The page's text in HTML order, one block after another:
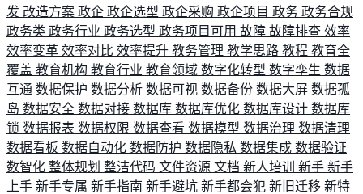
发 改造方案 政企 政企选型 政企采购 政企项目 政务 政务合规
政务类 政务行业 政务选型 政务项目可用 故障 故障排查 效率
效率变革 效率对比 效率提升 教务管理 教学思路 教程 教育全
覆盖 教育机构 教育行业 教育领域 数字化转型 数字孪生 数据
互通 数据保护 数据分析 数据可视 数据备份 数据大屏 数据孤
岛 数据安全 数据对接 数据库 数据库优化 数据库设计 数据库
锁 数据报表 数据权限 数据查看 数据模型 数据治理 数据清理
数据看板 数据自动化 数据防护 数据隐私 数据集成 数据验证
数智化 整体规划 整洁代码 文件资源 文档 新人培训 新手 新手
上手 新手专属 新手指南 新手避坑 新手都会犯 新旧迁移 新特